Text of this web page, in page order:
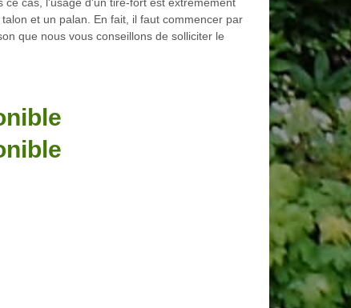
et un palan. En fait, il faut commencer par
que nous vous conseillons de solliciter le